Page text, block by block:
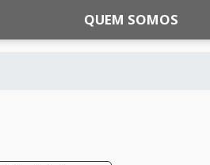
QUEM SOMOS